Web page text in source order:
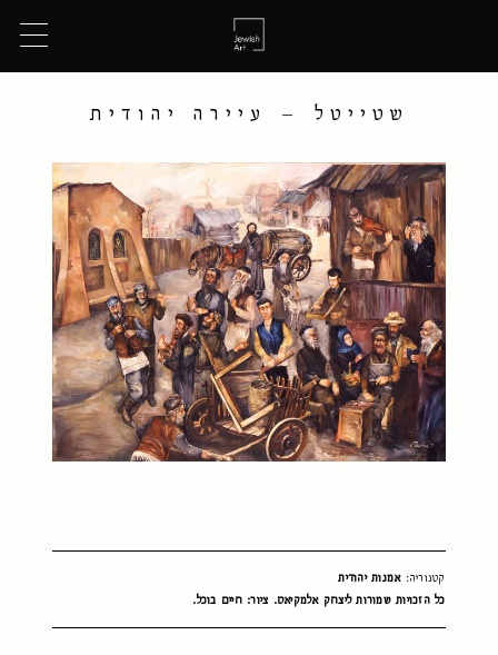
שטייטל – עיירה יהודית
קטגוריה:אמנות יהודית
כל הזכויות שמורות ליצחק אלמקיאס. ציור: חיים בוכל.